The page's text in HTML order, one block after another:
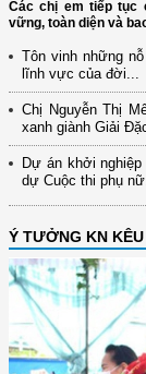
Các chị em tiếp tục
vững, toàn diện và
Tôn vinh những
lĩnh vực của đời...
Chị Nguyễn Thị
xanh giành Giải
Dự án khởi
dự Cuộc thi phụ
Ý TƯỞNG KN